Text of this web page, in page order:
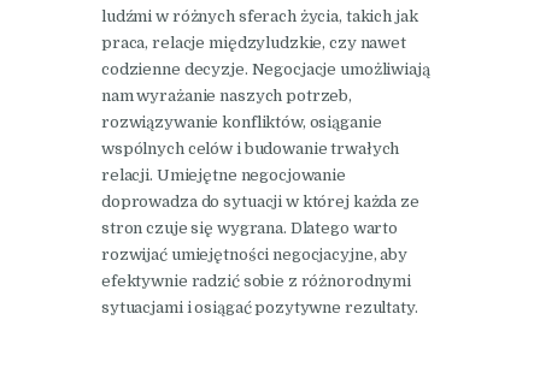
ludźmi w różnych sferach życia, takich jak
praca, relacje międzyludzkie, czy nawet
codzienne decyzje. Negocjacje umożliwiają
nam wyrażanie naszych potrzeb,
rozwiązywanie konfliktów, osiąganie
wspólnych celów i budowanie trwałych
relacji. Umiejętne negocjowanie
doprowadza do sytuacji w której każda ze
stron czuje się wygrana. Dlatego warto
rozwijać umiejętności negocjacyjne, aby
efektywnie radzić sobie z różnorodnymi
sytuacjami i osiągać pozytywne rezultaty.